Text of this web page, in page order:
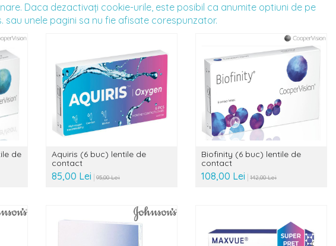
Daca dezactivaţi cookie-urile, este posibil ca anumite optiuni de pe
unele pagini sa nu fie afisate corespunzator.
de
Aquiris (6 buc) lentile de
contact
85,00 Lei 95,00 Lei
Biofinity (6 buc) lentile de
contact
108,00 Lei 142,00 Lei